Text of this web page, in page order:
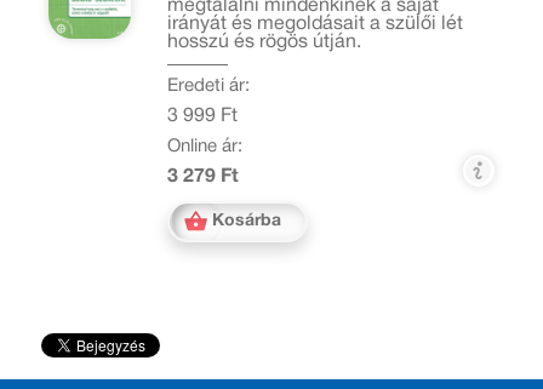
megtalálni mindenkinek a saját
irányát és megoldásait a szülői lét
hosszú és rögös útján.
Eredeti ár:
3 999 Ft
Online ár:
3 279 Ft
Kosárba